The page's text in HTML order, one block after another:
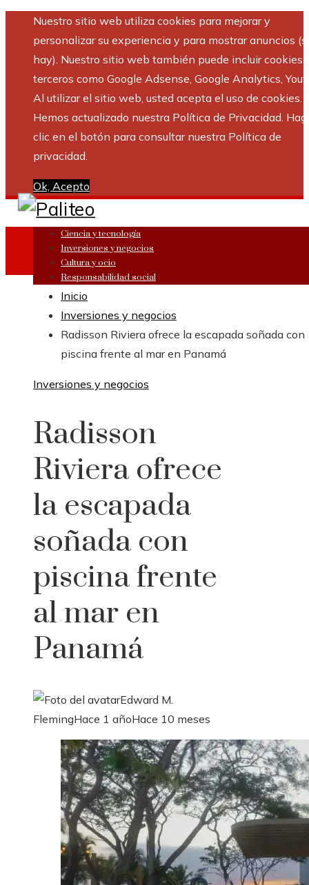
Nuestro sitio web utiliza cookies para mejorar y
personalizar su experiencia y para mostrar anuncios
hay). Nuestro sitio web también puede incluir cookies
terceros como Google Adsense, Google Analytics,
Al utilizar el sitio web, usted acepta el uso de cookies.
Hemos actualizado nuestra Política de Privacidad.
clic en el botón para consultar nuestra Política de
privacidad.
Ok, Acepto
Ciencia y tecnología
Inversiones y negocios
Cultura y ocio
Responsabilidad social
Inicio
Inversiones y negocios
Radisson Riviera ofrece la escapada soñada con
piscina frente al mar en Panamá
Inversiones y negocios
Radisson
Riviera ofrece
la escapada
soñada con
piscina frente
al mar en
Panamá
Edward M.
FlemingHace 1 añoHace 10 meses